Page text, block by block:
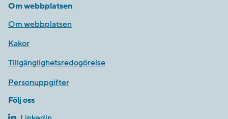
Om webbplatsen
Om webbplatsen
Kakor
Tillgänglighetsredogörelse
Personuppgifter
Följ oss